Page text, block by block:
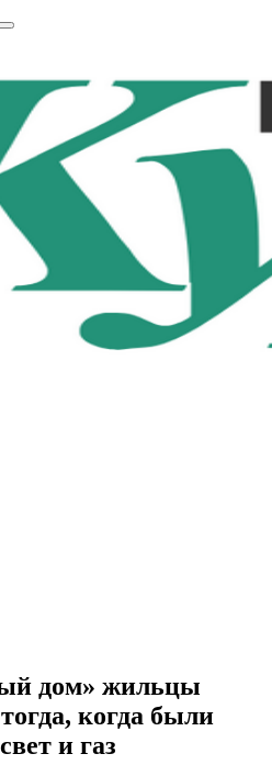
дом» жильцы
когда были
и газ